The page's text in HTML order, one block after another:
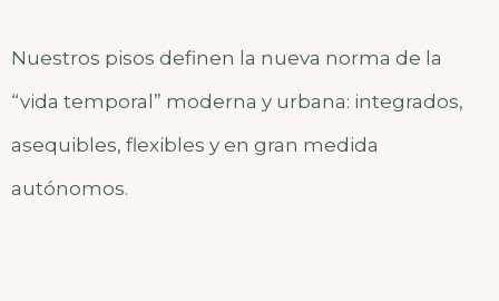
Nuestros pisos definen la nueva norma de la
“vida temporal” moderna y urbana: integrados,
asequibles, flexibles y en gran medida
autónomos.